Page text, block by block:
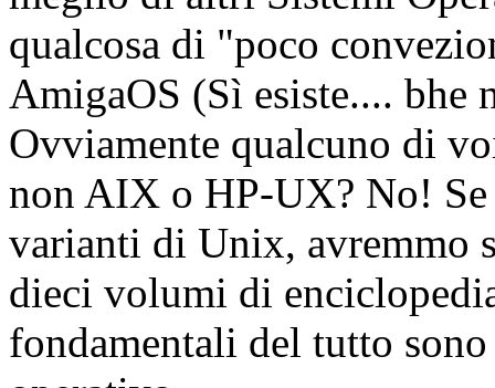
qualcosa di "poco
AmigaOS (Sì esiste.... bhe
Ovviamente qualcuno di
non AIX o HP-UX? No!
varianti di Unix, avremmo
dieci volumi di
fondamentali del tutto